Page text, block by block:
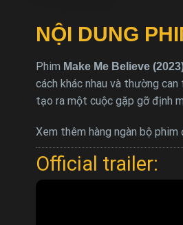
NỘI DUNG
Phim Make Me Believe
cách khác nhau và thường
tạo ra một cuộc gặp gỡ định
Xem thêm hàng ngàn bộ
Official trailer: